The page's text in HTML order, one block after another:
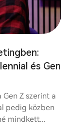
és Gen
Gen Z szerint a
pedig közben
mindkett...